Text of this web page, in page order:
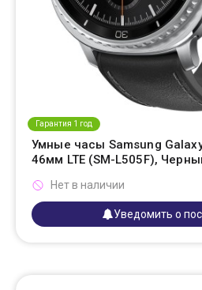
Гарантия 1 год
Умные часы Samsung
46мм LTE (SM-L505F),
Нет в наличии
Уведомить о